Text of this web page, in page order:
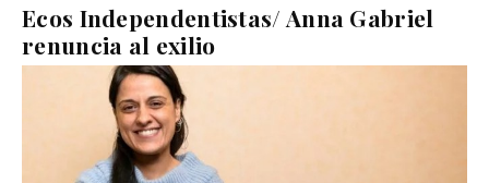
Ecos Independentistas/ Anna Gabriel
renuncia al exilio